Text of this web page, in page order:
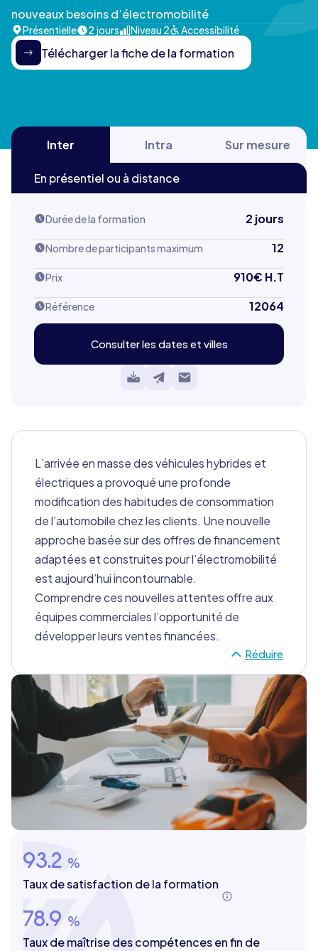
nouveaux besoins d’électromobilité
Présentielle 2 jours Niveau 2 Accessibilité
Télécharger la fiche de la formation
L’arrivée en masse des véhicules hybrides et
électriques a provoqué une profonde
modification des habitudes de consommation
de l’automobile chez les clients. Une nouvelle
approche basée sur des offres de financement
adaptées et construites pour l’électromobilité
est aujourd’hui incontournable.
Comprendre ces nouvelles attentes offre aux
équipes commerciales l’opportunité de
développer leurs ventes financées.
Réduire
93.2 %
Taux de satisfaction de la formation
78.9 %
Taux de maîtrise des compétences en fin de
Inter Intra Sur mesure
En présentiel ou à distance
Durée de la formation 2 jours
Nombre de participants maximum 12
Prix 910€ H.T
Référence 12064
Consulter les dates et villes